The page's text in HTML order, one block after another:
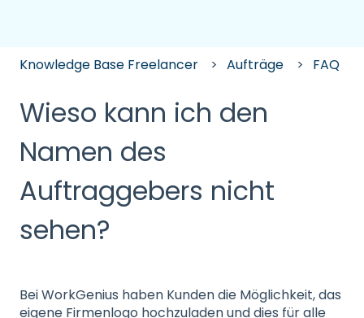
Knowledge Base Freelancer Aufträge FAQ
Wieso kann ich den
Namen des
Auftraggebers nicht
sehen?
Bei WorkGenius haben Kunden die Möglichkeit, das
eigene Firmenlogo hochzuladen und dies für alle